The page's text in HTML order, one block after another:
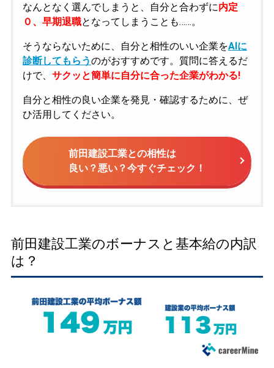
なんとなく選んでしまうと、自分と合わずに内定
０、早期退職となってしまうことも……。
そうならないために、自分と相性のいい企業をAIに
診断してもらうのがおすすめです。質問に答えるだ
けで、 サクッと簡単に自分に合った企業がわかる!
自分と相性の良い企業を発見・確認するために、ぜ
ひ活用してください。
前田建設工業との相性は
良い？悪い？今すぐチェック！
前田建設工業のボーナスと基本給の内訳
は？